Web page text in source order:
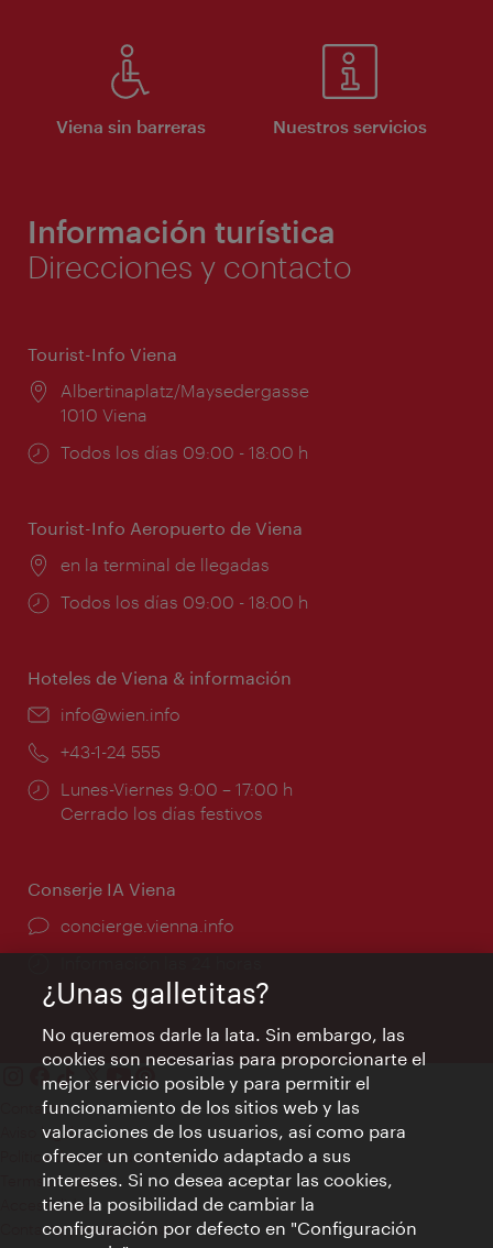
Viena sin barreras Nuestros servicios
Información turística
Direcciones y contacto
Tourist-Info Viena
Lugar:
Albertinaplatz/Maysedergasse
1010 Viena
Horarios
Todos los días 09:00 - 18:00 h
Tourist-Info Aeropuerto de Viena
Lugar:
en la terminal de llegadas
Horarios
Todos los días 09:00 - 18:00 h
Hoteles de Viena & información
e-
info@wien.info
Teléfono:
+43-1-24 555
Horarios
de
Lunes-Viernes 9:00 – 17:00 h
Cerrado los días festivos
Conserje IA Viena
concierge.vienna.info
Contacto
Aviso legal
Política de privacidad de datos
Terms of Use
Accesibilidad
Contacto para la prensa
¿Unas galletitas?
No queremos darle la lata. Sin embargo, las
cookies son necesarias para proporcionarte el
mejor servicio posible y para permitir el
funcionamiento de los sitios web y las
valoraciones de los usuarios, así como para
ofrecer un contenido adaptado a sus
intereses. Si no desea aceptar las cookies,
tiene la posibilidad de cambiar la
configuración por defecto en "Configuración